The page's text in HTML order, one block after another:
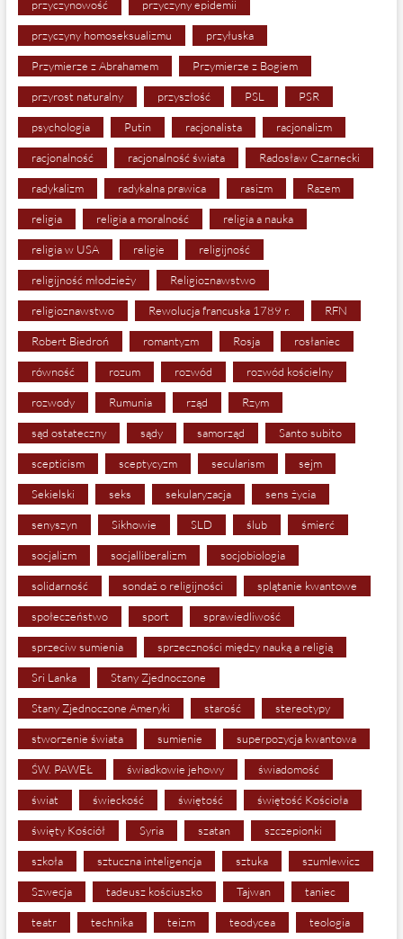
przyczynowość przyczyny epidemii
przyczyny homoseksualizmu przyłuska
Przymierze z Abrahamem Przymierze z Bogiem
przyrost naturalny przyszłość PSL PSR
psychologia Putin racjonalista racjonalizm
racjonalność racjonalność świata Radosław Czarnecki
radykalizm radykalna prawica rasizm Razem
religia religia a moralność religia a nauka
religia w USA religie religijność
religijność młodzieży Religioznawstwo
religioznawstwo Rewolucja francuska 1789 r. RFN
Robert Biedroń romantyzm Rosja rosłaniec
równość rozum rozwód rozwód kościelny
rozwody Rumunia rząd Rzym
sąd ostateczny sądy samorząd Santo subito
scepticism sceptycyzm secularism sejm
Sekielski seks sekularyzacja sens życia
senyszyn Sikhowie SLD ślub śmierć
socjalizm socjalliberalizm socjobiologia
solidarność sondaż o religijności splątanie kwantowe
społeczeństwo sport sprawiedliwość
sprzeciw sumienia sprzeczności między nauką a religią
Sri Lanka Stany Zjednoczone
Stany Zjednoczone Ameryki starość stereotypy
stworzenie świata sumienie superpozycja kwantowa
ŚW. PAWEŁ świadkowie jehowy świadomość
świat świeckość świętość świętość Kościoła
święty Kościół Syria szatan szczepionki
szkoła sztuczna inteligencja sztuka szumlewicz
Szwecja tadeusz kościuszko Tajwan taniec
teatr technika teizm teodycea teologia